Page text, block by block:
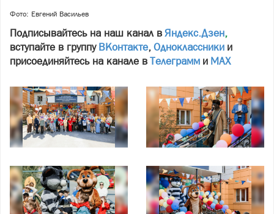
Фото: Евгений Васильев
Подписывайтесь на наш канал в Яндекс.Дзен,
вступайте в группу ВКонтакте, Одноклассники и
присоединяйтесь на канале в Телеграмм и МАХ